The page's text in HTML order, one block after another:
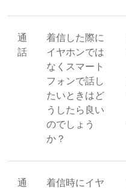
通
話
着信した際に
イヤホンでは
なくスマート
フォンで話し
たいときはど
うしたら良い
のでしょう
か？
通
着信時にイヤ